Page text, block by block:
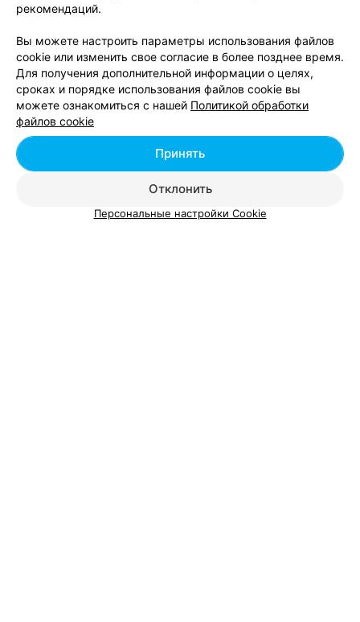
Химическая завивка волос возле метро
Биозавивка волос возле метро Фрунзенская в
Минске
Восстановление волос возле метро Фрунзенская
рекомендаций.
Вы можете настроить параметры использования файлов
cookie или изменить свое согласие в более позднее время.
Для получения дополнительной информации о целях,
сроках и порядке использования файлов cookie вы
можете ознакомиться с нашей Политикой обработки
файлов cookie
Отклонить
Принять
Персональные настройки Cookie